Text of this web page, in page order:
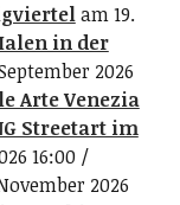
am 19.
in der
2026
Arte Venezia
Streetart im
16:00
2026